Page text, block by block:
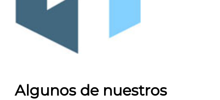
Algunos de nuestros